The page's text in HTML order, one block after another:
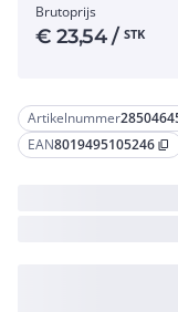
Artikelnummer
EAN8019495105246 content_copy
Brutoprijs
€23,54/ STK